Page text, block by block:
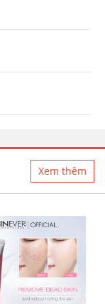
Xem thêm